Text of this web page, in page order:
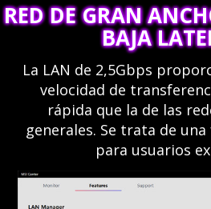
RED DE GRAN
BAJA
La LAN de 2,5Gbps
velocidad de
rápida que la de las
generales. Se trata de
para usuarios